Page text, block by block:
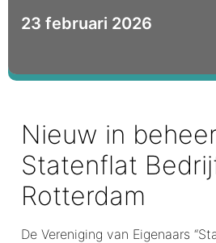
23 februari 2026
Nieuw in
Statenflat
Rotterdam
De Vereniging van Eigenaars